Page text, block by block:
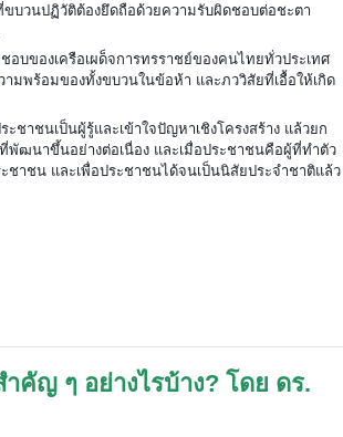
บวนปฏิวัติต้องยึดถือด้วยความรับผิดชอบต่อชะตา
บของเครือเผด็จการทรราชย์ของคนไทยทั่วประเทศ
มพร้อมของทั้งขบวนในข้อห้า และภววิสัยที่เอื้อให้เกิด
าชนเป็นผู้รู้และเข้าใจปัญหาเชิงโครงสร้าง แล้วยก
พัฒนาขึ้นอย่างต่อเนื่อง และเมื่อประชาชนคือผู้ที่ทำตัว
าชน และเพื่อประชาชนได้จนเป็นนิสัยประจำชาติแล้ว
ญ ๆ อย่างไรบ้าง? โดย ดร.​